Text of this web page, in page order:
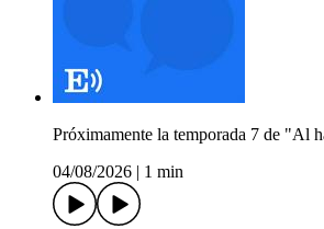
Próximamente la temporada 7 de "Al
04/08/2026
1 min